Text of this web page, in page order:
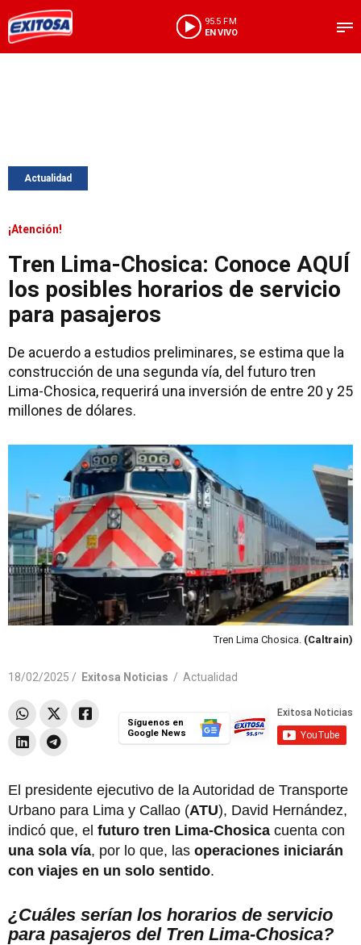
95.5 FM
EN VIVO
Actualidad
¡Atención!
Tren Lima-Chosica: Conoce AQUÍ
los posibles horarios de servicio
para pasajeros
De acuerdo a estudios preliminares, se estima que la
construcción de una segunda vía, del futuro tren
Lima-Chosica, requerirá una inversión de entre 20 y 25
millones de dólares.
Tren Lima Chosica. (Caltrain)
18/02/2025 / Exitosa Noticias / Actualidad
Síguenos en
Google News
El presidente ejecutivo de la Autoridad de Transporte
Urbano para Lima y Callao (ATU), David Hernández,
indicó que, el futuro tren Lima-Chosica cuenta con
una sola vía, por lo que, las operaciones iniciarán
con viajes en un solo sentido.
¿Cuáles serían los horarios de servicio
para pasajeros del Tren Lima-Chosica?